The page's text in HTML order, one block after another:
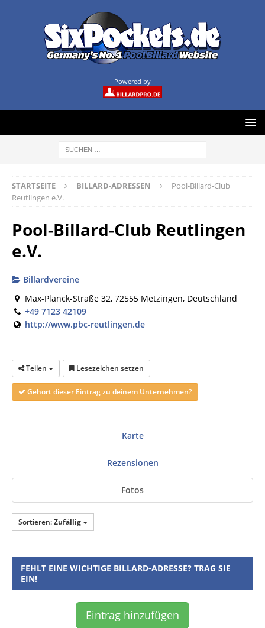
Powered by
STARTSEITE BILLARD-ADRESSEN
Pool-Billard-Club
Reutlingen e.V.
Pool-Billard-Club Reutlingen
e.V.
Billardvereine
Max-Planck-Straße 32, 72555 Metzingen, Deutschland
+49 7123 42109
http://www.pbc-reutlingen.de
Teilen Lesezeichen setzen
Gehört dieser Eintrag zu deinem Unternehmen?
Karte
Rezensionen
Fotos
Sortieren:Zufällig
FEHLT EINE WICHTIGE BILLARD-ADRESSE? TRAG SIE
EIN!
Eintrag hinzufügen